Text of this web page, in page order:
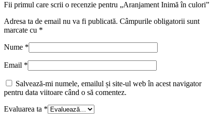
Fii primul care scrii o recenzie pentru „Aranjament Inimă în culori”
Adresa ta de email nu va fi publicată. Câmpurile obligatorii sunt
marcate cu *
Nume *
Email *
Salvează-mi numele, emailul și site-ul web în acest navigator
pentru data viitoare când o să comentez.
Evaluarea ta *